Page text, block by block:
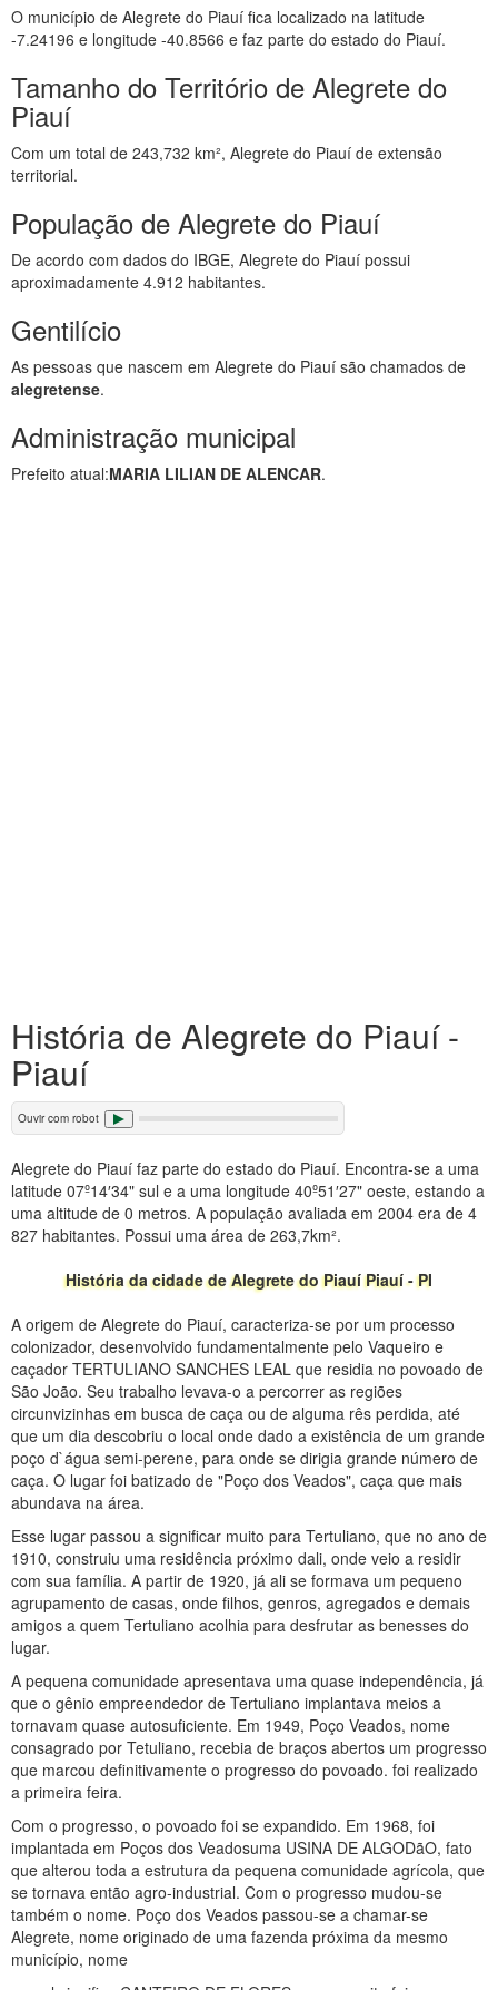
O município de Alegrete do Piauí fica localizado na latitude
-7.24196 e longitude -40.8566 e faz parte do estado do Piauí.
Tamanho do Território de Alegrete do
Piauí
Com um total de 243,732 km², Alegrete do Piauí de extensão
territorial.
População de Alegrete do Piauí
De acordo com dados do IBGE, Alegrete do Piauí possui
aproximadamente 4.912 habitantes.
Gentilício
As pessoas que nascem em Alegrete do Piauí são chamados de
alegretense.
Administração municipal
Prefeito atual:MARIA LILIAN DE ALENCAR.
História de Alegrete do Piauí -
Piauí
Ouvir com robot
Alegrete do Piauí faz parte do estado do Piauí. Encontra-se a uma
latitude 07º14′34" sul e a uma longitude 40º51′27" oeste, estando a
uma altitude de 0 metros. A população avaliada em 2004 era de 4
827 habitantes. Possui uma área de 263,7km².
História da cidade de Alegrete do Piauí Piauí - PI
A origem de Alegrete do Piauí, caracteriza-se por um processo
colonizador, desenvolvido fundamentalmente pelo Vaqueiro e
caçador TERTULIANO SANCHES LEAL que residia no povoado de
São João. Seu trabalho levava-o a percorrer as regiões
circunvizinhas em busca de caça ou de alguma rês perdida, até
que um dia descobriu o local onde dado a existência de um grande
poço d`água semi-perene, para onde se dirigia grande número de
caça. O lugar foi batizado de "Poço dos Veados", caça que mais
abundava na área.
Esse lugar passou a significar muito para Tertuliano, que no ano de
1910, construiu uma residência próximo dali, onde veio a residir
com sua família. A partir de 1920, já ali se formava um pequeno
agrupamento de casas, onde filhos, genros, agregados e demais
amigos a quem Tertuliano acolhia para desfrutar as benesses do
lugar.
A pequena comunidade apresentava uma quase independência, já
que o gênio empreendedor de Tertuliano implantava meios a
tornavam quase autosuficiente. Em 1949, Poço Veados, nome
consagrado por Tetuliano, recebia de braços abertos um progresso
que marcou definitivamente o progresso do povoado. foi realizado
a primeira feira.
Com o progresso, o povoado foi se expandido. Em 1968, foi
implantada em Poços dos Veadosuma USINA DE ALGODãO, fato
que alterou toda a estrutura da pequena comunidade agrícola, que
se tornava então agro-industrial. Com o progresso mudou-se
também o nome. Poço dos Veados passou-se a chamar-se
Alegrete, nome originado de uma fazenda próxima da mesmo
município, nome